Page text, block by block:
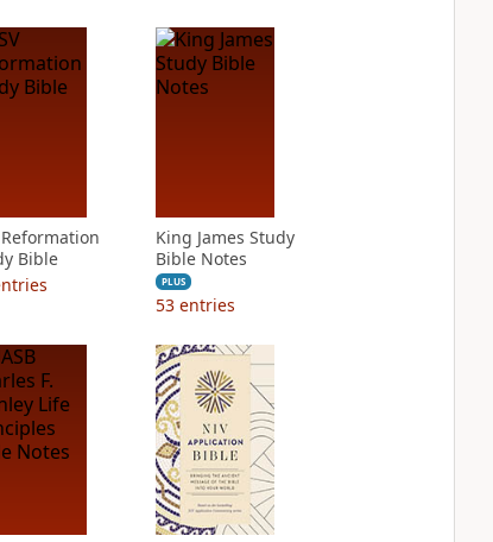
Reformation
Bible
King James Study
Bible Notes
PLUS
53 entries